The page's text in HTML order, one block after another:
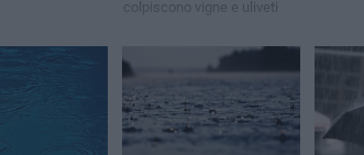
colpiscono vigne e uliveti